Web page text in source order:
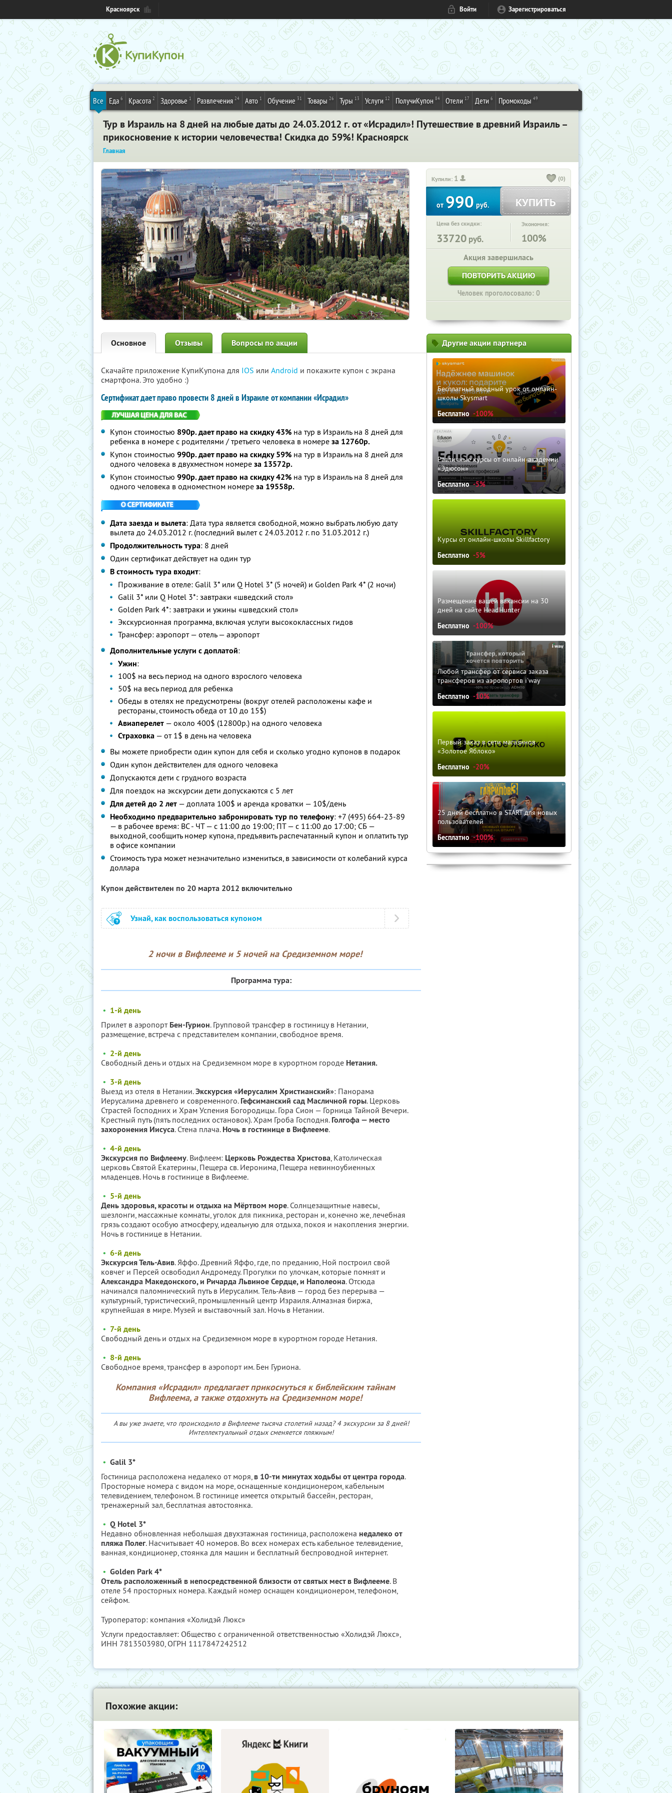
Красноярск Войти Зарегистрироваться
Все Еда 6 Красота 2 Здоровье 1 Развлечения 24 Авто 1 Обучение 31 Товары 26 Туры 13 Услуги 12 ПолучиКупон 84 Отели 17 Дети 6 Промокоды 49
Тур в Израиль на 8 дней на любые даты до 24.03.2012 г. от «Исрадил»! Путешествие в древний Израиль –
прикосновение к истории человечества! Скидка до 59%! Красноярск
Главная
Купили: 1 (0)
от990руб. КУПИТЬ
Цена без скидки:
33720 руб.
Экономия:
100%
Акция завершилась
ПОВТОРИТЬ АКЦИЮ
Человек проголосовало: 0
Основное Отзывы Вопросы по акции
Скачайте приложение КупиКупона для IOS или Android и покажите купон с экрана
смартфона. Это удобно :)
Сертификат дает право провести 8 дней в Израиле от компании «Исрадил»
Купон стоимостью 890р. дает право на скидку 43% на тур в Израиль на 8 дней для
ребенка в номере с родителями / третьего человека в номере за 12760р.
Купон стоимостью 990р. дает право на скидку 59% на тур в Израиль на 8 дней для
одного человека в двухместном номере за 13572р.
Купон стоимостью 990р. дает право на скидку 42% на тур в Израиль на 8 дней для
одного человека в одноместном номере за 19558р.
Дата заезда и вылета: Дата тура является свободной, можно выбрать любую дату
вылета до 24.03.2012 г. (последний вылет с 24.03.2012 г. по 31.03.2012 г.)
Продолжительность тура: 8 дней
Один сертификат действует на один тур
В стоимость тура входит:
Проживание в отеле: Galil 3* или Q Hotel 3* (5 ночей) и Golden Park 4* (2 ночи)
Galil 3* или Q Hotel 3*: завтраки «шведский стол»
Golden Park 4*: завтраки и ужины «шведский стол»
Экскурсионная программа, включая услуги высококлассных гидов
Трансфер: аэропорт — отель — аэропорт
Дополнительные услуги с доплатой:
Ужин:
100$ на весь период на одного взрослого человека
50$ на весь период для ребенка
Обеды в отелях не предусмотрены (вокруг отелей расположены кафе и
рестораны, стоимость обеда от 10 до 15$)
Авиаперелет — около 400$ (12800р.) на одного человека
Страховка — от 1$ в день на человека
Вы можете приобрести один купон для себя и сколько угодно купонов в подарок
Один купон действителен для одного человека
Допускаются дети с грудного возраста
Для поездок на экскурсии дети допускаются с 5 лет
Для детей до 2 лет — доплата 100$ и аренда кроватки — 10$/день
Необходимо предварительно забронировать тур по телефону: +7 (495) 664-23-89
— в рабочее время: ВС - ЧТ — с 11:00 до 19:00; ПТ — с 11:00 до 17:00; СБ —
выходной, сообщить номер купона, предъявить распечатанный купон и оплатить тур
в офисе компании
Стоимость тура может незначительно измениться, в зависимости от колебаний курса
доллара
Купон действителен по 20 марта 2012 включительно
Узнай, как воспользоваться купоном
2 ночи в Вифлееме и 5 ночей на Средиземном море!
Программа тура:
• 1-й день
Прилет в аэропорт Бен-Гурион. Групповой трансфер в гостиницу в Нетании,
размещение, встреча с представителем компании, свободное время.
• 2-й день
Свободный день и отдых на Средиземном море в курортном городе Нетания.
• 3-й день
Выезд из отеля в Нетании.Экскурсия «Иерусалим Христианский»: Панорама
Иерусалима древнего и современного. Гефсиманский сад Масличной горы. Церковь
Страстей Господних и Храм Успения Богородицы. Гора Сион — Горница Тайной Вечери.
Крестный путь (пять последних остановок). Храм Гроба Господня. Голгофа — место
захоронения Иисуса. Стена плача. Ночь в гостинице в Вифлееме.
• 4-й день
Экскурсия по Вифлеему. Вифлеем: Церковь Рождества Христова, Католическая
церковь Святой Екатерины, Пещера св. Иеронима, Пещера невинноубиенных
младенцев. Ночь в гостинице в Вифлееме.
• 5-й день
День здоровья, красоты и отдыха на Мёртвом море. Солнцезащитные навесы,
шезлонги, массажные комнаты, уголок для пикника, ресторан и, конечно же, лечебная
грязь создают особую атмосферу, идеальную для отдыха, покоя и накопления энергии.
Ночь в гостинице в Нетании.
• 6-й день
Экскурсия Тель-Авив. Яффо. Древний Яффо, где, по преданию, Ной построил свой
ковчег и Персей освободил Андромеду. Прогулки по улочкам, которые помнят и
Александра Македонского, и Ричарда Львиное Сердце, и Наполеона. Отсюда
начинался паломнический путь в Иерусалим. Тель-Авив — город без перерыва —
культурный, туристический, промышленный центр Израиля. Алмазная биржа,
крупнейшая в мире. Музей и выставочный зал. Ночь в Нетании.
• 7-й день
Свободный день и отдых на Средиземном море в курортном городе Нетания.
• 8-й день
Свободное время, трансфер в аэропорт им. Бен Гуриона.
Компания «Исрадил» предлагает прикоснуться к библейским тайнам
Вифлеема, а также отдохнуть на Средиземном море!
А вы уже знаете, что происходило в Вифлееме тысяча столетий назад? 4 экскурсии за 8 дней!
Интеллектуальный отдых сменяется пляжным!
• Galil 3*
Гостиница расположена недалеко от моря, в 10-ти минутах ходьбы от центра города.
Просторные номера с видом на море, оснащенные кондиционером, кабельным
телевидением, телефоном. В гостинице имеется открытый бассейн, ресторан,
тренажерный зал, бесплатная автостоянка.
• Q Hotel 3*
Недавно обновленная небольшая двухэтажная гостиница, расположена недалеко от
пляжа Полег. Насчитывает 40 номеров. Во всех номерах есть кабельное телевидение,
ванная, кондиционер, стоянка для машин и бесплатный беспроводной интернет.
• Golden Park 4*
Отель расположенный в непосредственной близости от святых мест в Вифлееме. В
отеле 54 просторных номера. Каждый номер оснащен кондиционером, телефоном,
сейфом.
Туроператор: компания «Холидэй Люкс»
Услуги предоставляет: Общество с ограниченной ответственностью «Холидэй Люкс»,
ИНН 7813503980, ОГРН 1117847242512
Другие акции партнера
Бесплатный вводный урок от онлайн-
школы Skysmart
Бесплатно -100%
Различные курсы от онлайн-академии
«Эдюсон»
Бесплатно -5%
Курсы от онлайн-школы Skillfactory
Бесплатно -5%
Размещение вашей вакансии на 30
дней на сайте HeadHunter
Бесплатно -100%
Любой трансфер от сервиса заказа
трансферов из аэропортов i'way
Бесплатно -10%
Первый заказ в сети магазинов
«Золотое Яблоко»
Бесплатно -20%
25 дней бесплатно в START для новых
пользователей
Бесплатно -100%
Похожие акции: